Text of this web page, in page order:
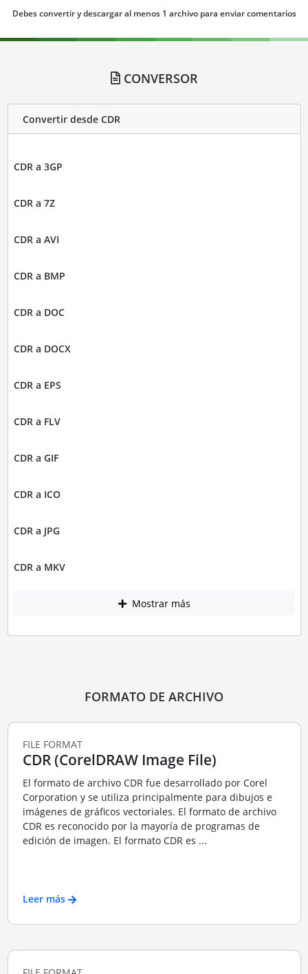
Debes convertir y descargar al menos 1 archivo para enviar comentarios
CONVERSOR
Convertir desde CDR
CDR a 3GP
CDR a 7Z
CDR a AVI
CDR a BMP
CDR a DOC
CDR a DOCX
CDR a EPS
CDR a FLV
CDR a GIF
CDR a ICO
CDR a JPG
CDR a MKV
Mostrar más
FORMATO DE ARCHIVO
FILE FORMAT
CDR (CorelDRAW Image File)
El formato de archivo CDR fue desarrollado por Corel
Corporation y se utiliza principalmente para dibujos e
imágenes de gráficos vectoriales. El formato de archivo
CDR es reconocido por la mayoría de programas de
edición de imagen. El formato CDR es ...
Leer más